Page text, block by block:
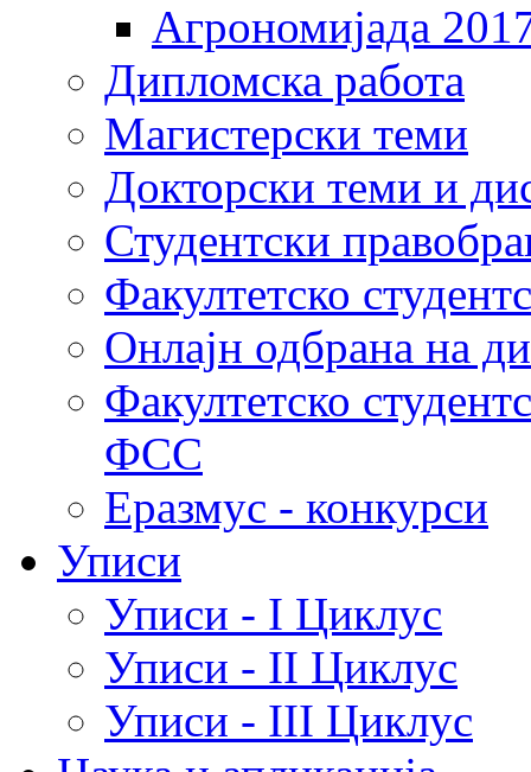
Агрономијада
Дипломска работа
Магистерски теми
Докторски теми и
Студентски
Факултетско
Онлајн одбрана на
Факултетско
ФСС
Еразмус - конкурси
Уписи
Уписи - I Циклус
Уписи - II Циклус
Уписи - III Циклус